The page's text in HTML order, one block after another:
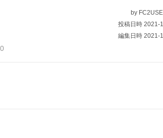
by
投稿日時 2021-
編集日時 2021-
0